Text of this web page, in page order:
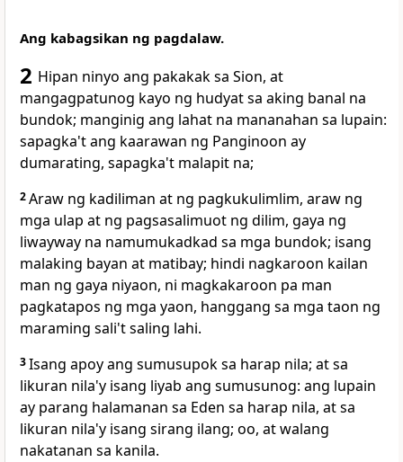
Ang kabagsikan ng pagdalaw.
2 Hipan ninyo ang pakakaksa Sion, at
mangagpatunog kayo ng hudyat sa aking banal na
bundok; manginig ang lahat na mananahan sa lupain:
sapagka'tang kaarawan ng Panginoon ay
dumarating, sapagka't malapit na;
2Araw ng kadiliman at ng pagkukulimlim, araw ng
mga ulap at ng pagsasalimuot ng dilim, gaya ng
liwayway na namumukadkad sa mga bundok; isang
malaking bayan at matibay; hindi nagkaroon kailan
man ng gaya niyaon, ni magkakaroon pa man
pagkatapos ng mga yaon, hanggang sa mga taon ng
maraming sali't saling lahi.
3Isang apoy ang sumusupok sa harap nila; at sa
likuran nila'y isang liyab ang sumusunog: ang lupain
ay parang halamanan sa Eden sa harap nila, at sa
likuran nila'y isang sirang ilang; oo, at walang
nakatanan sa kanila.